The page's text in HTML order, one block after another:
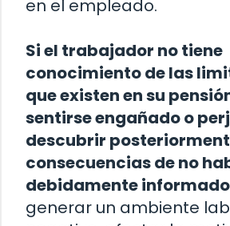
en el empleado.
Si el trabajador no tiene
conocimiento de las
que existen en su
sentirse engañado o
descubrir
consecuencias de no
debidamente
generar un ambiente